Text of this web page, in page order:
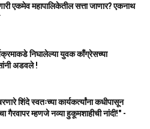
एकमेव महापालिकेतील सत्ता जाणार? एकनाथ
निघालेल्या युवक काँग्रेसच्या
अडवले !
शिंदे स्वतःच्या कार्यकर्त्यांना कधीपासून
गैरवापर म्हणजे नव्या हुकूमशाहीची नांदी!" -